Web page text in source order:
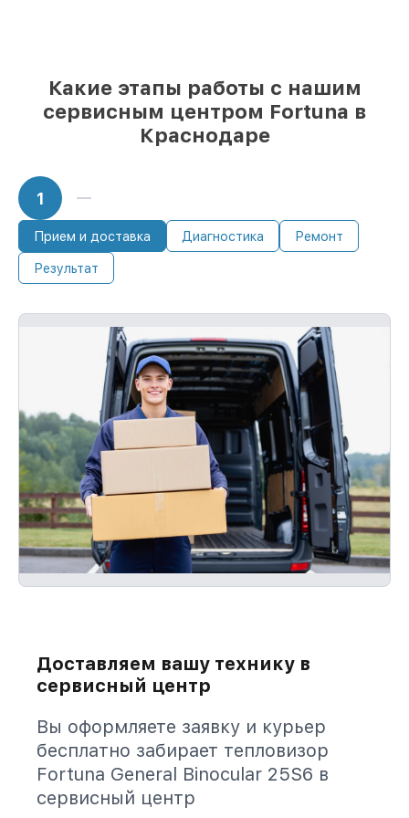
Какие этапы работы с нашим
сервисным центром Fortuna в
Краснодаре
1
Прием и доставка Диагностика Ремонт
Результат
Доставляем вашу технику в
сервисный центр
Вы оформляете заявку и курьер
бесплатно забирает тепловизор
Fortuna General Binocular 25S6 в
сервисный центр